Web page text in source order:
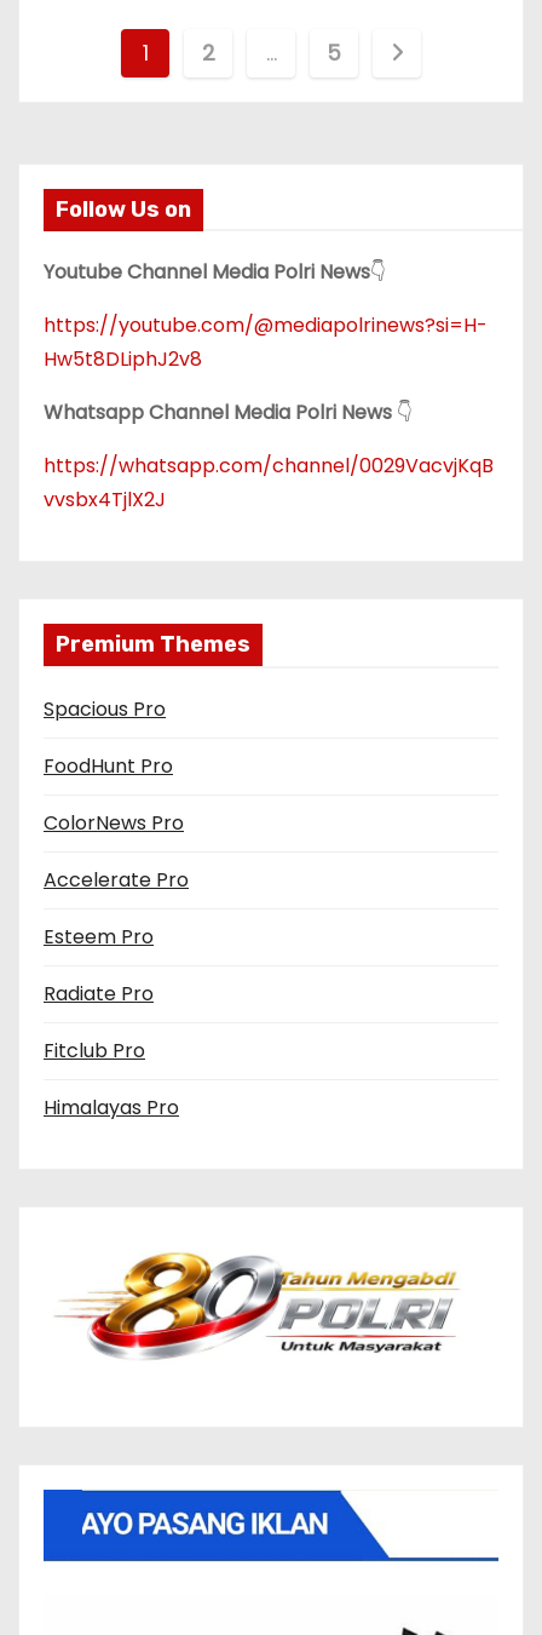
i
n
a
s
i
p
o
1 2 … 5
Follow Us on
Youtube Channel Media Polri News👇
https://youtube.com/@mediapolrinews?si=H-
Hw5t8DLiphJ2v8
Whatsapp Channel Media Polri News 👇
https://whatsapp.com/channel/0029VacvjKqB
vvsbx4TjlX2J
Premium Themes
Spacious Pro
FoodHunt Pro
ColorNews Pro
Accelerate Pro
Esteem Pro
Radiate Pro
Fitclub Pro
Himalayas Pro